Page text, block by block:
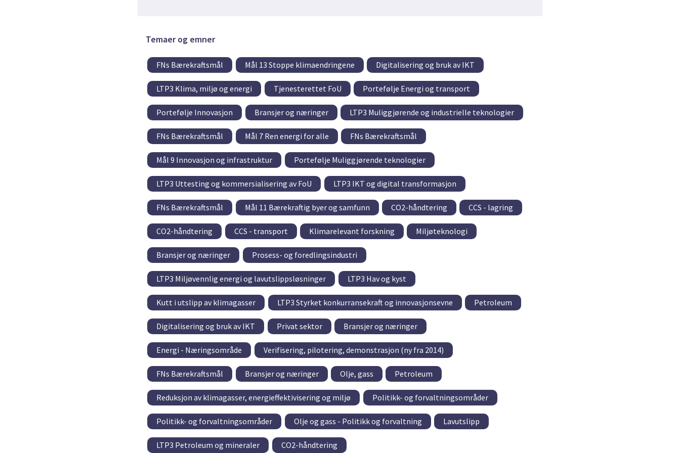
Temaer og emner
FNs Bærekraftsmål Mål 13 Stoppe klimaendringene Digitalisering og bruk av IKT
LTP3 Klima, miljø og energi Tjenesterettet FoU Portefølje Energi og transport
Portefølje Innovasjon Bransjer og næringer LTP3 Muliggjørende og industrielle teknologier
FNs Bærekraftsmål Mål 7 Ren energi for alle FNs Bærekraftsmål
Mål 9 Innovasjon og infrastruktur Portefølje Muliggjørende teknologier
LTP3 Uttesting og kommersialisering av FoU LTP3 IKT og digital transformasjon
FNs Bærekraftsmål Mål 11 Bærekraftig byer og samfunn CO2-håndtering CCS - lagring
CO2-håndtering CCS - transport Klimarelevant forskning Miljøteknologi
Bransjer og næringer Prosess- og foredlingsindustri
LTP3 Miljøvennlig energi og lavutslippsløsninger LTP3 Hav og kyst
Kutt i utslipp av klimagasser LTP3 Styrket konkurransekraft og innovasjonsevne Petroleum
Digitalisering og bruk av IKT Privat sektor Bransjer og næringer
Energi - Næringsområde Verifisering, pilotering, demonstrasjon (ny fra 2014)
FNs Bærekraftsmål Bransjer og næringer Olje, gass Petroleum
Reduksjon av klimagasser, energieffektivisering og miljø Politikk- og forvaltningsområder
Politikk- og forvaltningsområder Olje og gass - Politikk og forvaltning Lavutslipp
LTP3 Petroleum og mineraler CO2-håndtering